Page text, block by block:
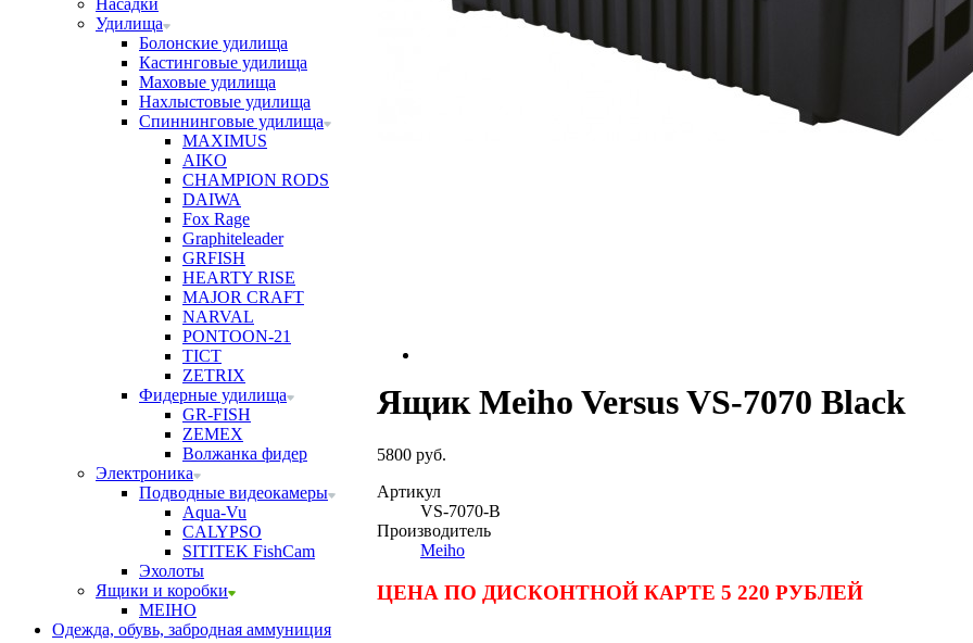
Насадки
Удилища
Болонские удилища
Кастинговые удилища
Маховые удилища
Нахлыстовые удилища
Спиннинговые удилища
MAXIMUS
AIKO
CHAMPION RODS
DAIWA
Fox Rage
Graphiteleader
GRFISH
HEARTY RISE
MAJOR CRAFT
NARVAL
PONTOON-21
TICT
ZETRIX
Фидерные удилища
GR-FISH
ZEMEX
Волжанка фидер
Электроника
Подводные видеокамеры
Aqua-Vu
CALYPSO
SITITEK FishCam
Эхолоты
Ящики и коробки
MEIHO
Одежда, обувь, забродная аммуниция
Ящик Meiho Versus VS-7070 Black
5800 руб.
Артикул
VS-7070-B
Производитель
Meiho
ЦЕНА ПО ДИСКОНТНОЙ КАРТЕ 5 220 РУБЛЕЙ